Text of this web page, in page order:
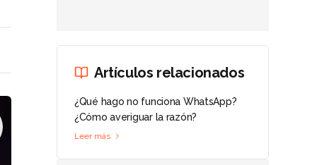
Artículos relacionados
¿Qué hago no funciona WhatsApp?
¿Cómo averiguar la razón?
Leer más